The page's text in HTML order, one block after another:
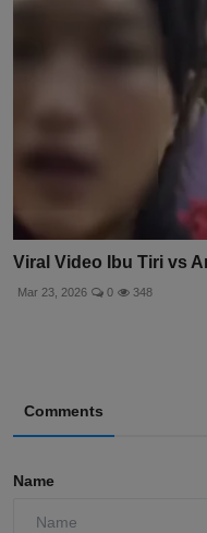
Viral Video Ibu Tiri vs
Mar 23, 2026 0 348
Comments
Name